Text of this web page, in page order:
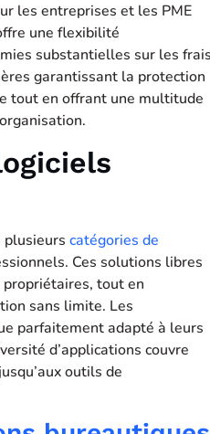
les entreprises et les PME
une flexibilité
substantielles sur les frais
garantissant la protection
tout en offrant une multitude
plusieurs catégories de
Ces solutions libres
tout en
sans limite. Les
parfaitement adapté à leurs
d’applications couvre
outils de